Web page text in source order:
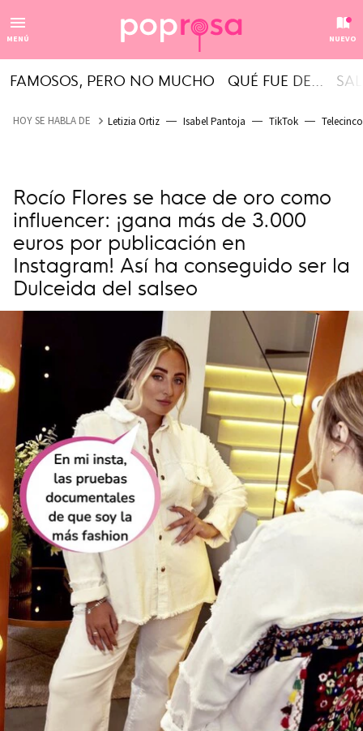
MENÚ NUEVO
FAMOSOS, PERO NO MUCHO QUÉ FUE DE...
HOY SE HABLA DE Letizia Ortiz Isabel Pantoja TikTok Telecinco
Rocío Flores se hace de oro como
influencer: ¡gana más de 3.000
euros por publicación en
Instagram! Así ha conseguido ser la
Dulceida del salseo